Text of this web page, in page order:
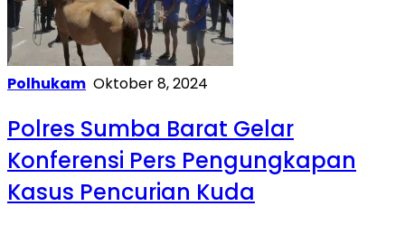
Polhukam Oktober 8, 2024
Polres Sumba Barat Gelar
Konferensi Pers Pengungkapan
Kasus Pencurian Kuda